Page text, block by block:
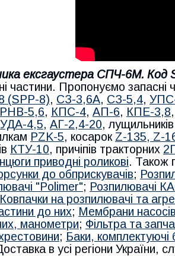
ексгаустера СПЧ-6М. Код
частини. Пропонуємо запасні
(SPP-8), СЗ-3,6А, СЗ-5,4,
5,6, КПС-4, АП-6, КПЕ-3,8,
УДА-4,5, АГ-2,4-20, лущильників
PZK-5, косарок Z-135, Z-
КТУ-10, причіпів тракторних
приводні роликові. Також
до обприскувачів;
"Polimer"; Розпилювачі
Ковпачки на розпилювачі та
до них; Мембрани
манометри; Фільтра та
; Баки, комплектуючі
в усі регіони України,